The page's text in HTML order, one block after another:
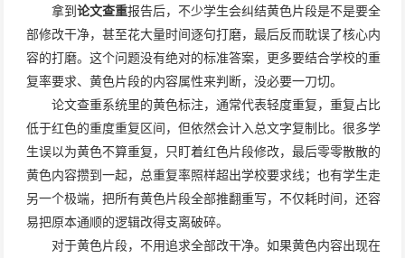
拿到论文查重报告后，不少学生会纠结黄色片段是不是要全
部修改干净，甚至花大量时间逐句打磨，最后反而耽误了核心内
容的打磨。这个问题没有绝对的标准答案，更多要结合学校的重
复率要求、黄色片段的内容属性来判断，没必要一刀切。
论文查重系统里的黄色标注，通常代表轻度重复，重复占比
低于红色的重度重复区间，但依然会计入总文字复制比。很多学
生误以为黄色不算重复，只盯着红色片段修改，最后零零散散的
黄色内容攒到一起，总重复率照样超出学校要求线；也有学生走
另一个极端，把所有黄色片段全部推翻重写，不仅耗时间，还容
易把原本通顺的逻辑改得支离破碎。
对于黄色片段，不用追求全部改干净。如果黄色内容出现在